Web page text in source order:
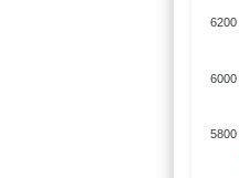
6200
6000
5800